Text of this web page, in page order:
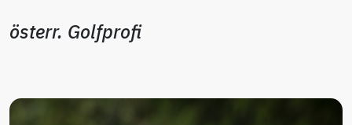
österr. Golfprofi